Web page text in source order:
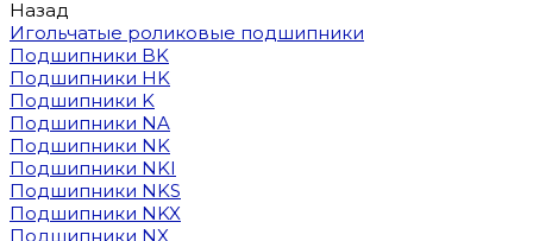
Назад
Игольчатые роликовые подшипники
Подшипники BK
Подшипники HK
Подшипники K
Подшипники NA
Подшипники NK
Подшипники NKI
Подшипники NKS
Подшипники NKX
Подшипники NX